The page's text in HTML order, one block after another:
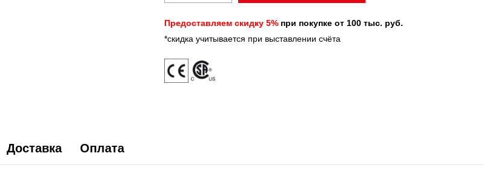
Предоставляем скидку 5% при покупке от 100 тыс. руб.
*скидка учитывается при выставлении счёта
Доставка Оплата